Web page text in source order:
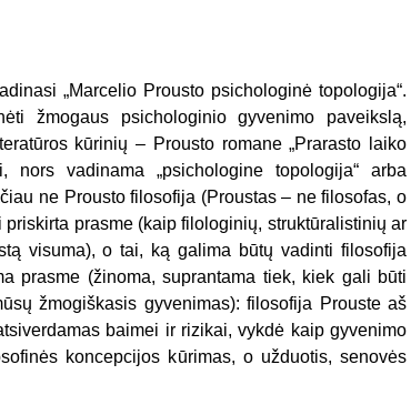
„Marcelio Prousto psichologinė topologija“.
žmogaus psichologinio gyvenimo paveikslą,
kūrinių – Prousto romane „Prarasto laiko
vadinama „psichologine topologija“ arba
ne Prousto filosofija (Proustas – ne filosofas, o
prasme (kaip filologinių, struktūralistinių ar
visuma), o tai, ką galima būtų vadinti filosofija
prasme (žinoma, suprantama tiek, kiek gali būti
žmogiškasis gyvenimas): filosofija Prouste aš
baimei ir rizikai, vykdė kaip gyvenimo
koncepcijos kūrimas, o užduotis, senovės